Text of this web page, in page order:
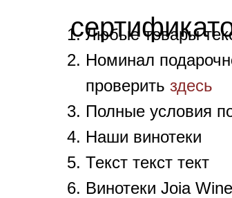
Любые товары
Номинал
проверить здесь
Полные условия
Наши винотеки
Текст текст тект
Винотеки Joia